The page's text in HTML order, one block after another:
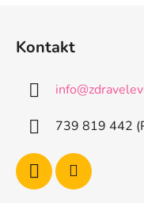
Kontakt
info@
739 819 442